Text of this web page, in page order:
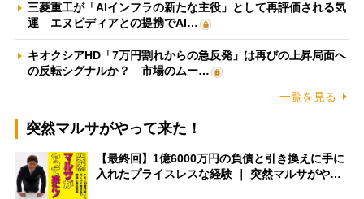
三菱重工が「AIインフラの新たな主役」として再評価される気
運 エヌビディアとの提携でAI…
キオクシアHD「7万円割れからの急反発」は再びの上昇局面へ
の反転シグナルか？ 市場のムー…
一覧を見る
突然マルサがやって来た！
【最終回】1億6000万円の負債と引き換えに手に
入れたプライスレスな経験 ｜ 突然マルサがや…